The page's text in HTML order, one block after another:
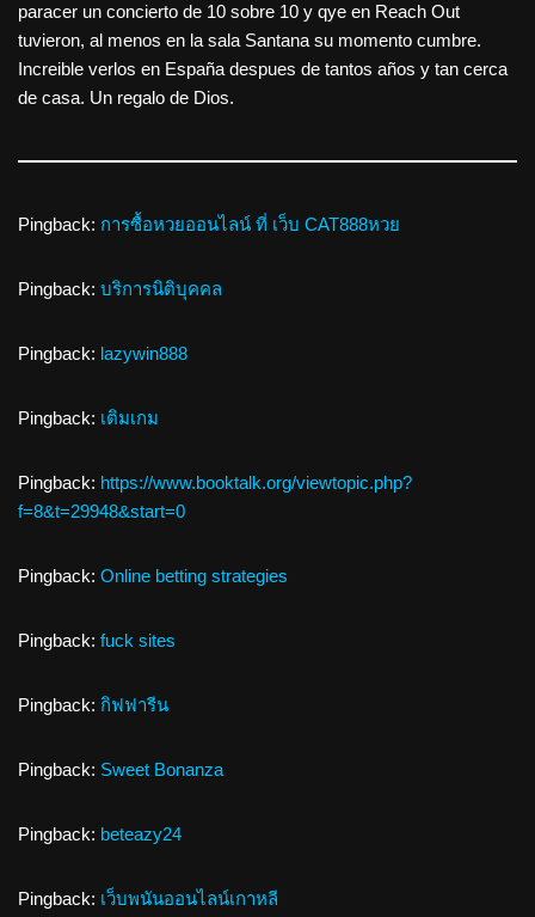
paracer un concierto de 10 sobre 10 y qye en Reach Out
tuvieron, al menos en la sala Santana su momento cumbre.
Increible verlos en España despues de tantos años y tan cerca
de casa. Un regalo de Dios.
Pingback: การซื้อหวยออนไลน์ ที่ เว็บ CAT888หวย
Pingback: บริการนิติบุคคล
Pingback: lazywin888
Pingback: เติมเกม
Pingback: https://www.booktalk.org/viewtopic.php?
f=8&t=29948&start=0
Pingback: Online betting strategies
Pingback: fuck sites
Pingback: กิฟฟารีน
Pingback: Sweet Bonanza
Pingback: beteazy24
Pingback: เว็บพนันออนไลน์เกาหลี